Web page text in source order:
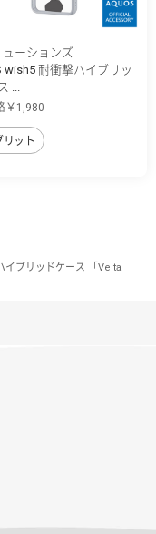
ーションズ
wish5 耐衝撃ハイブリッ
...
￥1,980
リット
イブリッドケース 「Velta